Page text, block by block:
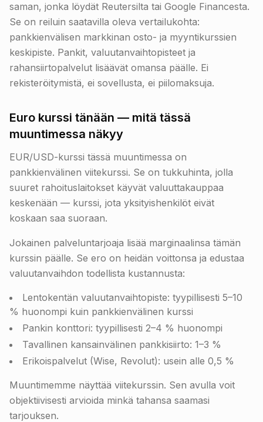
saman, jonka löydät Reutersilta tai Google Financesta.
Se on reiluin saatavilla oleva vertailukohta:
pankkienvälisen markkinan osto- ja myyntikurssien
keskipiste. Pankit, valuutanvaihtopisteet ja
rahansiirtopalvelut lisäävät omansa päälle. Ei
rekisteröitymistä, ei sovellusta, ei piilomaksuja.
Euro kurssi tänään — mitä tässä
muuntimessa näkyy
EUR/USD-kurssi tässä muuntimessa on
pankkienvälinen viitekurssi. Se on tukkuhinta, jolla
suuret rahoituslaitokset käyvät valuuttakauppaa
keskenään — kurssi, jota yksityishenkilöt eivät
koskaan saa suoraan.
Jokainen palveluntarjoaja lisää marginaalinsa tämän
kurssin päälle. Se ero on heidän voittonsa ja edustaa
valuutanvaihdon todellista kustannusta:
Lentokentän valuutanvaihtopiste: tyypillisesti 5–10
% huonompi kuin pankkienvälinen kurssi
Pankin konttori: tyypillisesti 2–4 % huonompi
Tavallinen kansainvälinen pankkisiirto: 1–3 %
Erikoispalvelut (Wise, Revolut): usein alle 0,5 %
Muuntimemme näyttää viitekurssin. Sen avulla voit
objektiivisesti arvioida minkä tahansa saamasi
tarjouksen.